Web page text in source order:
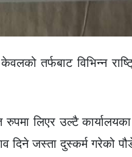
तर्फबाट विभिन्न
लिएर उल्टै
दिने जस्ता दुस्कर्म गरेको